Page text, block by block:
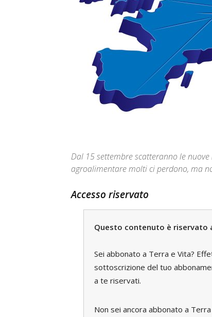
Dal 15 settembre scatteranno le
agroalimentare molti ci perdono, ma
Accesso riservato
Questo contenuto è riservato
Sei abbonato a Terra e Vita?
sottoscrizione del tuo
a te riservati.
Non sei ancora abbonato a Terra